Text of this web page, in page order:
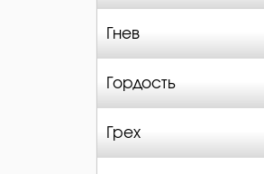
Гнев
Гордость
Грех